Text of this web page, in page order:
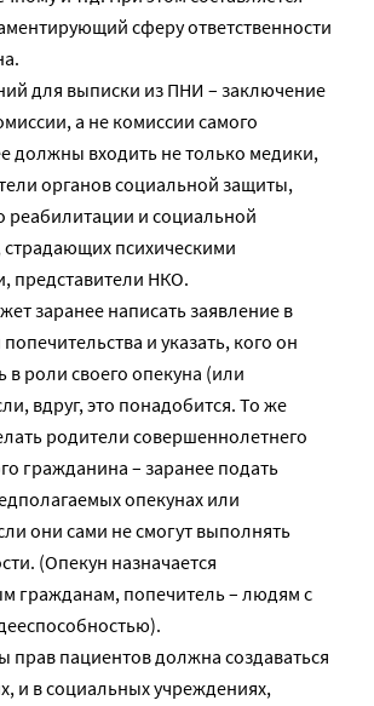
сферу ответственности
для выписки из ПНИ – заключение
а не комиссии самого
должны входить не только медики,
органов социальной защиты,
реабилитации и социальной
психическими
представители НКО.
заранее написать заявление в
и указать, кого он
в роли своего опекуна (или
вдруг, это понадобится. То же
родители совершеннолетнего
гражданина – заранее подать
опекунах или
они сами не смогут выполнять
(Опекун назначается
гражданам, попечитель – людям с
прав пациентов должна создаваться
и в социальных учреждениях,